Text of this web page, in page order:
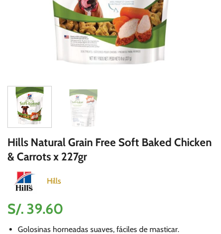
Hills Natural Grain Free Soft Baked Chicken
& Carrots x 227gr
Hills
S/. 39.60
Golosinas horneadas suaves, fáciles de masticar.